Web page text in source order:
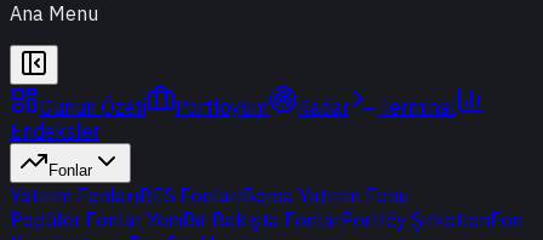
Ana Menu
Günün Özeti Portföyüm Radar
Terminal
Endeksler
Fonlar
Yatırım FonlarıBES FonlarıBorsa Yatırım Fonu
Popüler Fonlar YeniBir Bakışta FonlarPortföy ŞirketleriFon